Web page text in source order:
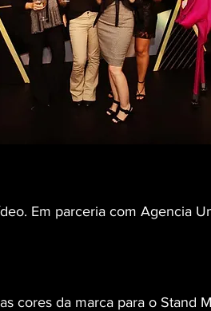
Em parceria com Agencia
cores da marca para o Stand